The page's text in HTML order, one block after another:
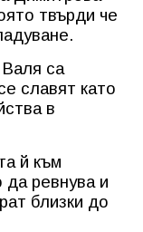
твърди че
са
славят като
в
й към
да ревнува и
близки до